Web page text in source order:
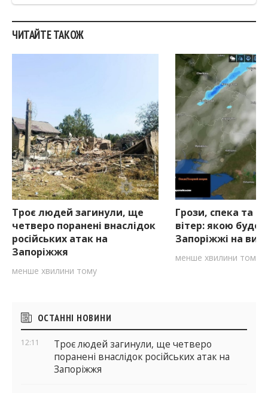
ЧИТАЙТЕ ТАКОЖ
Троє людей загинули, ще
четверо поранені внаслідок
російських атак на
Запоріжжя
менше хвилини тому
Грози, спека та
вітер: якою буде
Запоріжжі на
менше хвилини тому
Бічні
віджети
ОСТАННІ НОВИНИ
12:11
Троє людей загинули, ще четверо
поранені внаслідок російських атак на
Запоріжжя